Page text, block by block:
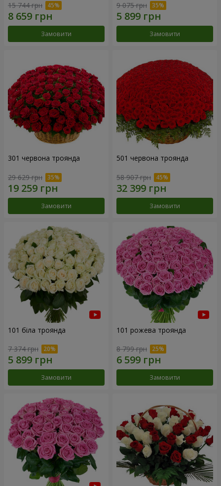
15 744 грн
Замовити
9 075 грн
Замовити
301 червона троянда
29 629 грн
Замовити
501 червона троянда
58 907 грн
Замовити
101 біла троянда
7 374 грн
Замовити
101 рожева троянда
8 799 грн
Замовити